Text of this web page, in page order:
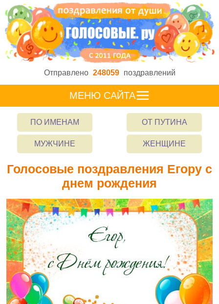
Отправлено 248059 поздравлений
МЕНЮ САЙТА
ПО ИМЕНАМ ОТ ПУТИНА
МУЖЧИНЕ ЖЕНЩИНЕ
Голосовые поздравления Егору с
днем рождения